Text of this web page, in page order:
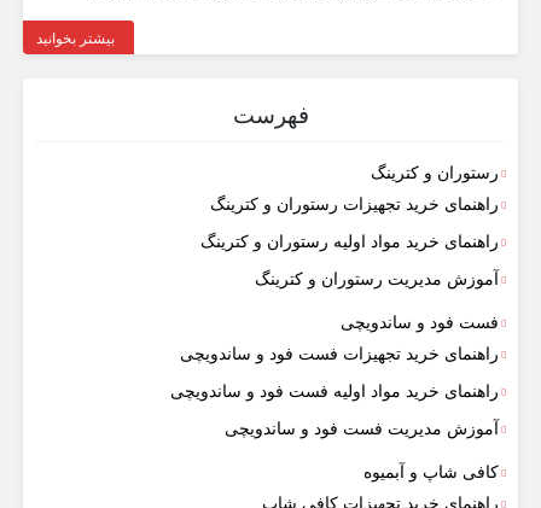
بیشتر بخوانید
فهرست
رستوران و کترینگ
راهنمای خرید تجهیزات رستوران و کترینگ
راهنمای خرید مواد اولیه رستوران و کترینگ
آموزش مدیریت رستوران و کترینگ
فست فود و ساندویچی
راهنمای خرید تجهیزات فست فود و ساندویچی
راهنمای خرید مواد اولیه فست فود و ساندویچی
آموزش مدیریت فست فود و ساندویچی
کافی شاپ و آبمیوه
راهنمای خرید تجهیزات کافی شاپ